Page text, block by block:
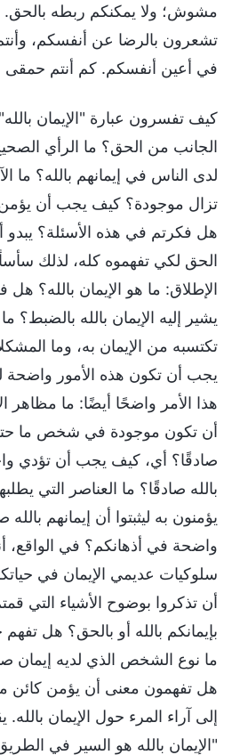
مشوش؛ ولا يمكنكم ربطه بالحق.
تشعرون بالرضا عن أنفسكم،
في أعين أنفسكم. كم أنتم حمقى
كيف تفسرون عبارة "الإيمان
الجانب من الحق؟ ما الرأي
لدى الناس في إيمانهم بالله؟ ما
تزال موجودة؟ كيف يجب أن يؤمن
هل فكرتم في هذه الأسئلة؟ يبدو
الحق لكي تفهموه كله، لذلك
الإطلاق: ما هو الإيمان بالله؟
يشير إليه الإيمان بالله بالضبط؟
تكتسبه من الإيمان به، وما
يجب أن تكون هذه الأمور
هذا الأمر واضحًا أيضًا: ما مظاهر
أن تكون موجودة في شخص ما حتى
صادقًا؟ أي، كيف يجب أن تؤدي
بالله صادقًا؟ ما العناصر التي
يؤمنون به ليثبتوا أن إيمانهم
واضحة في أذهانكم؟ في الواقع،
سلوكيات عديمي الإيمان في
أن تذكروا بوضوح الأشياء التي
بإيمانكم بالله أو بالحق؟ هل تفهم
ما نوع الشخص الذي لديه إيمان
هل تفهمون معنى أن يؤمن كائن
إلى آراء المرء حول الإيمان
"الإيمان بالله هو السير في